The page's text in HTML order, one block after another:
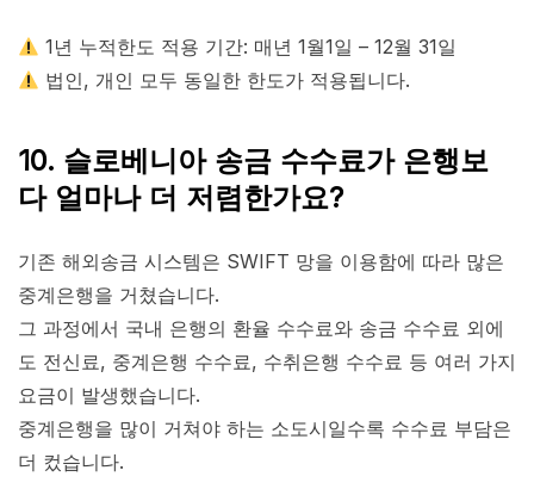
1년 누적한도 적용 기간: 매년 1월1일 – 12월 31일
법인, 개인 모두 동일한 한도가 적용됩니다.
10. 슬로베니아 송금 수수료가 은행보
다 얼마나 더 저렴한가요?
기존 해외송금 시스템은 SWIFT 망을 이용함에 따라 많은
중계은행을 거쳤습니다.
그 과정에서 국내 은행의 환율 수수료와 송금 수수료 외에
도 전신료, 중계은행 수수료, 수취은행 수수료 등 여러 가지
요금이 발생했습니다.
중계은행을 많이 거쳐야 하는 소도시일수록 수수료 부담은
더 컸습니다.